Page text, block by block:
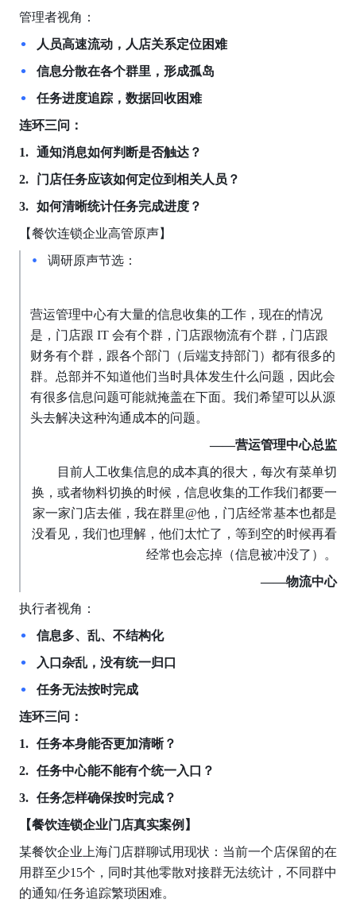
管理者视角：
人员高速流动，人店关系定位困难
信息分散在各个群里，形成孤岛
任务进度追踪，数据回收困难
连环三问：
通知消息如何判断是否触达？
门店任务应该如何定位到相关人员？
如何清晰统计任务完成进度？
【餐饮连锁企业高管原声】
调研原声节选：
营运管理中心有大量的信息收集的工作，现在的情况
是，门店跟 IT 会有个群，门店跟物流有个群，门店跟
财务有个群，跟各个部门（后端支持部门）都有很多的
群。总部并不知道他们当时具体发生什么问题，因此会
有很多信息问题可能就掩盖在下面。我们希望可以从源
头去解决这种沟通成本的问题。
——营运管理中心总监
换，或者物料切换的时候，信息收集的工作我们都要一
家一家门店去催，我在群里@他，门店经常基本也都是
没看见，我们也理解，他们太忙了，等到空的时候再看
经常也会忘掉（信息被冲没了）。
——物流中心
执行者视角：
信息多、乱、不结构化
入口杂乱，没有统一归口
任务无法按时完成
连环三问：
任务本身能否更加清晰？
任务中心能不能有个统一入口？
任务怎样确保按时完成？
【餐饮连锁企业门店真实案例】
某餐饮企业上海门店群聊试用现状：当前一个店保留的在
用群至少15个，同时其他零散对接群无法统计，不同群中
的通知/任务追踪繁琐困难。